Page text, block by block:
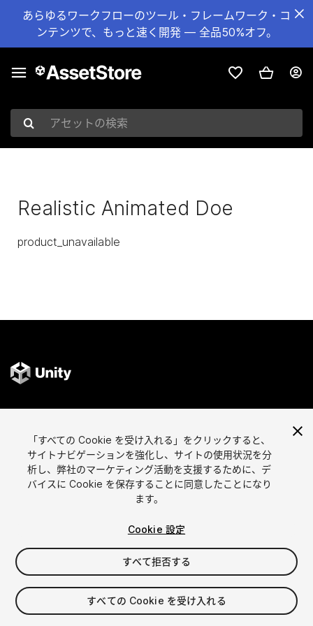
あらゆるワークフローのツール・フレームワーク・コ
ンテンツで、もっと速く開発 — 全品50%オフ。
アセットの検索
Realistic Animated Doe
product_unavailable
English
简体中文
한국어
アセットを販売
販売審査ガイドライン
Asset Store Tools
アセットを見つける
最も人気のアセット
無料人気アセット
アフィリエイト
プログラムの内容
リンクメーカー
「すべての Cookie を受け入れる」をクリックすると、
サイトナビゲーションを強化し、サイトの使用状況を分
析し、弊社のマーケティング活動を支援するために、デ
バイスに Cookie を保存することに同意したことになり
ます。
Cookie 設定
すべて拒否する
すべての Cookie を受け入れる